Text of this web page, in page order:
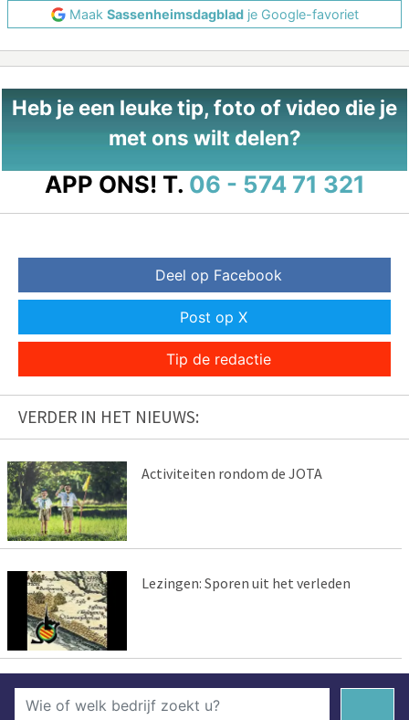
Maak Sassenheimsdagbladje Google-favoriet
Heb je een leuke tip, foto of video die je
met ons wilt delen?
APP ONS! T. 06 - 574 71 321
Deel op Facebook
Post op X
Tip de redactie
VERDER IN HET NIEUWS:
Activiteiten rondom de JOTA
Lezingen: Sporen uit het verleden